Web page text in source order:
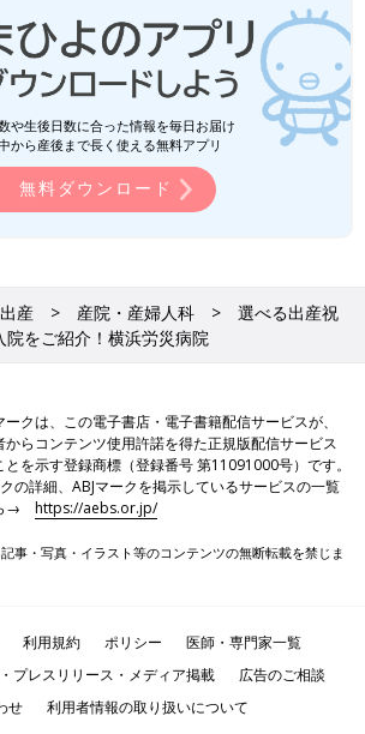
や生後日数に合った情報を毎日お届け
から産後まで長く使える無料アプリ
無料ダウンロード
産 産院・産婦人科
選べる出産祝
院をご紹介！横浜労災病院
ークは、この電子書店・電子書籍配信サービスが、
からコンテンツ使用許諾を得た正規版配信サービス
とを示す登録商標（登録番号 第11091000号）です。
の詳細、ABJマークを掲示しているサービスの一覧
ら→https://aebs.or.jp/
事・写真・イラスト等のコンテンツの無断転載を禁じま
利用規約 ポリシー
医師・専門家一覧
プレスリリース・メディア掲載
広告のご相談
せ
利用者情報の取り扱いについて